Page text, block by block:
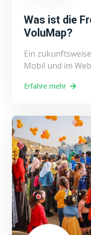
Was ist die
VoluMap?
Ein
Mobil und im
Erfahre mehr